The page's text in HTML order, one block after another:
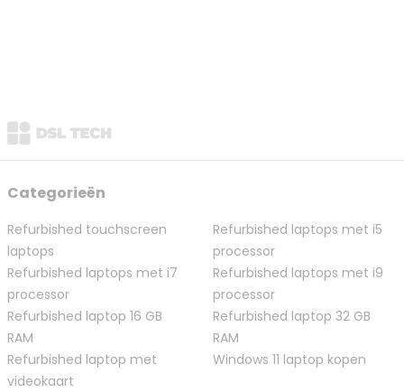
Categorieën
Refurbished touchscreen
laptops
Refurbished laptops met i5
processor
Refurbished laptops met i7
processor
Refurbished laptops met i9
processor
Refurbished laptop 16 GB
RAM
Refurbished laptop 32 GB
RAM
Refurbished laptop met
videokaart
Windows 11 laptop kopen